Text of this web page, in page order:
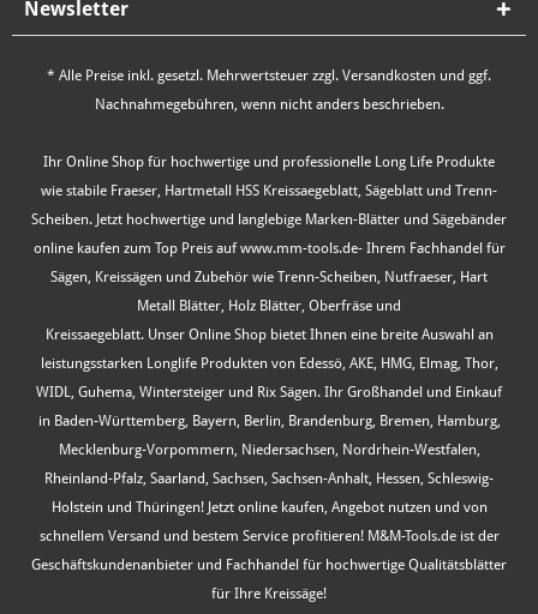
Newsletter
* Alle Preise inkl. gesetzl. Mehrwertsteuer zzgl. Versandkosten und ggf.
Nachnahmegebühren, wenn nicht anders beschrieben.
Ihr Online Shop für hochwertige und professionelle Long Life Produkte
wie stabile Fraeser, Hartmetall HSS Kreissaegeblatt, Sägeblatt und Trenn-
Scheiben. Jetzt hochwertige und langlebige Marken-Blätter und Sägebänder
online kaufen zum Top Preis auf www.mm-tools.de- Ihrem Fachhandel für
Sägen, Kreissägen und Zubehör wie Trenn-Scheiben, Nutfraeser, Hart
Metall Blätter, Holz Blätter, Oberfräse und
Kreissaegeblatt. Unser Online Shop bietet Ihnen eine breite Auswahl an
leistungsstarken Longlife Produkten von Edessö, AKE, HMG, Elmag, Thor,
WIDL, Guhema, Wintersteiger und Rix Sägen. Ihr Großhandel und Einkauf
in Baden-Württemberg, Bayern, Berlin, Brandenburg, Bremen, Hamburg,
Mecklenburg-Vorpommern, Niedersachsen, Nordrhein-Westfalen,
Rheinland-Pfalz, Saarland, Sachsen, Sachsen-Anhalt, Hessen, Schleswig-
Holstein und Thüringen! Jetzt online kaufen, Angebot nutzen und von
schnellem Versand und bestem Service profitieren! M&M-Tools.de ist der
Geschäftskundenanbieter und Fachhandel für hochwertige Qualitätsblätter
für Ihre Kreissäge!